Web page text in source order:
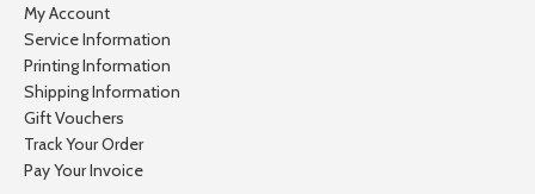
My Account
Service Information
Printing Information
Shipping Information
Gift Vouchers
Track Your Order
Pay Your Invoice